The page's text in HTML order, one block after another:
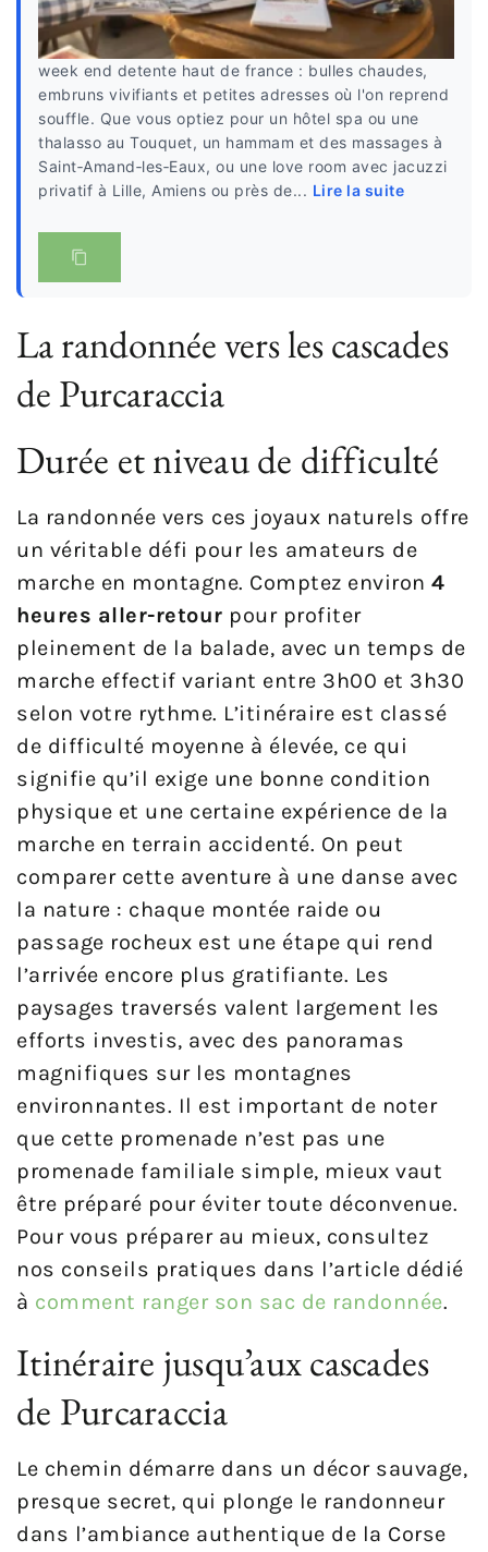
week end detente haut de france : bulles chaudes,
embruns vivifiants et petites adresses où l'on reprend
souffle. Que vous optiez pour un hôtel spa ou une
thalasso au Touquet, un hammam et des massages à
Saint‑Amand‑les‑Eaux, ou une love room avec jacuzzi
privatif à Lille, Amiens ou près de... Lire la suite
La randonnée vers les cascades
de Purcaraccia
Durée et niveau de difficulté
La randonnée vers ces joyaux naturels offre
un véritable défi pour les amateurs de
marche en montagne. Comptez environ 4
heures aller-retour pour profiter
pleinement de la balade, avec un temps de
marche effectif variant entre 3h00 et 3h30
selon votre rythme. L’itinéraire est classé
de difficulté moyenne à élevée, ce qui
signifie qu’il exige une bonne condition
physique et une certaine expérience de la
marche en terrain accidenté. On peut
comparer cette aventure à une danse avec
la nature : chaque montée raide ou
passage rocheux est une étape qui rend
l’arrivée encore plus gratifiante. Les
paysages traversés valent largement les
efforts investis, avec des panoramas
magnifiques sur les montagnes
environnantes. Il est important de noter
que cette promenade n’est pas une
promenade familiale simple, mieux vaut
être préparé pour éviter toute déconvenue.
Pour vous préparer au mieux, consultez
nos conseils pratiques dans l’article dédié
à comment ranger son sac de randonnée.
Itinéraire jusqu’aux cascades
de Purcaraccia
Le chemin démarre dans un décor sauvage,
presque secret, qui plonge le randonneur
dans l’ambiance authentique de la Corse